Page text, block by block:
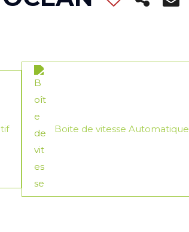
Boite de vitesse Automatique